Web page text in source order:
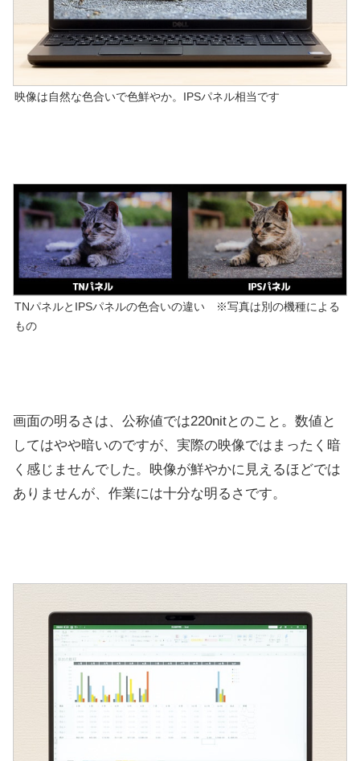
映像は自然な色合いで色鮮やか。IPSパネル相当です
TNパネルとIPSパネルの色合いの違い ※写真は別の機種による
もの
画面の明るさは、公称値では220nitとのこと。数値と
してはやや暗いのですが、実際の映像ではまったく暗
く感じませんでした。映像が鮮やかに見えるほどでは
ありませんが、作業には十分な明るさです。